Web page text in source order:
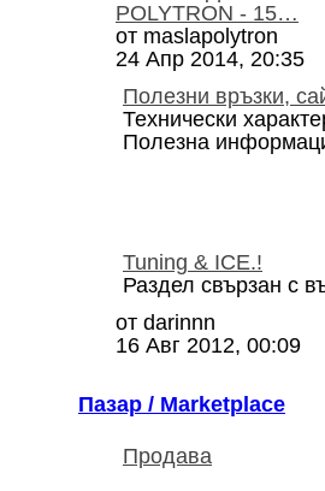
POLYTRON - 15…
от maslapolytron
24 Апр 2014, 20:35
Полезни връзки,
Технически
Полезна
Tuning & ICE.!
Раздел свързан с
от darinnn
16 Авг 2012, 00:09
Пазар / Marketplace
Продава